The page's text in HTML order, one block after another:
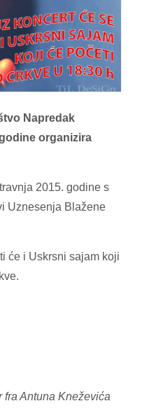
Napredak
organizira
2015. godine s
Uznesenja Blažene
će i Uskrsni sajam koji
fra Antuna Kneževića